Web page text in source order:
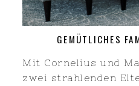
GEMÜTLICHES
Mit Cornelius und
zwei strahlenden